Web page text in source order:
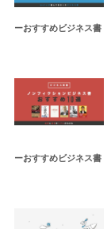
ーおすすめビジネス書
ーおすすめビジネス書